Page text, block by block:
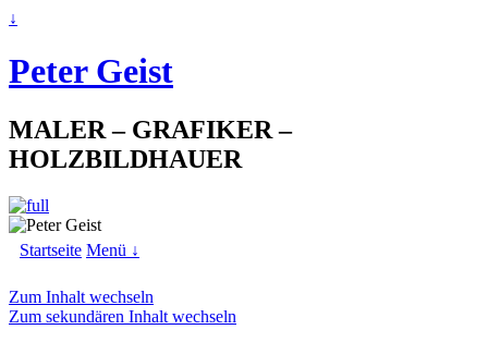
↓
Peter Geist
MALER – GRAFIKER –
HOLZBILDHAUER
Startseite Menü ↓
Zum Inhalt wechseln
Zum sekundären Inhalt wechseln